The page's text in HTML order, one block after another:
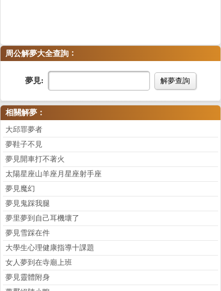
周公解夢大全查詢 ：
夢見: 解夢查詢
相關解夢：
大邱罪夢者
夢鞋子不見
夢見開車打不著火
太陽星座山羊座月星座射手座
夢見魔幻
夢見鬼踩我腿
夢里夢到自己耳機壞了
夢見雪踩在件
大學生心理健康指導十課題
女人夢到在寺廟上班
夢見靈體附身